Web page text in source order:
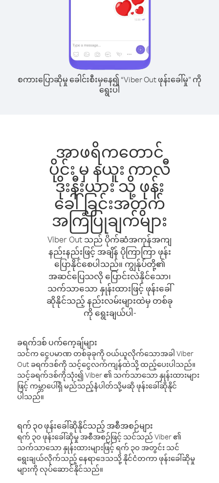
စကားပြောဆိုမှု ခေါင်းစီးမှနေ၍ “Viber Out ဖုန်းခေါ်မှု” ကို
ရွေးပါ
အာဖရိကတောင်
ပိုင်း မှ နယူး ကာလီ
ဒိုးနီးယား သို့ ဖုန်း
ခေါ်ခြင်းအတွက်
အကြံပြုချက်များ
Viber Out သည် ပိုက်ဆံအကုန်အကျ
နည်းနည်းဖြင့် အချိန် ပိုကြာကြာ ဖုန်း
ပြောနိုင်စေပါသည်။ ကျွန်ုပ်တို့၏
အဆင်ပြေသလို ပြောင်းလဲနိုင်သော၊
သက်သာသော နှုန်းထားဖြင့် ဖုန်းခေါ်
ဆိုနိုင်သည့် နည်းလမ်းများထဲမှ တစ်ခု
ကို ရွေးချယ်ပါ-
ခရက်ဒစ် ပက်ကေ့ချ်များ
သင်က ငွေပမာဏ တစ်ခုခုကို ဝယ်ယူလိုက်သောအခါ Viber
Out ခရက်ဒစ်ကို သင့်ငွေလက်ကျန်ထဲသို့ ထည့်ပေးပါသည်။
သင့်ခရက်ဒစ်ကိုသုံး၍ Viber ၏ သက်သာသော နှုန်းထားများ
ဖြင့် ကမ္ဘာပေါ်ရှိ မည်သည့်နံပါတ်သို့မဆို ဖုန်းခေါ်ဆိုနိုင်
ပါသည်။
ရက် ၃၀ ဖုန်းခေါ်ဆိုနိုင်သည့် အစီအစဉ်များ
ရက် ၃၀ ဖုန်းခေါ်ဆိုမှု အစီအစဉ်ဖြင့် သင်သည် Viber ၏
သက်သာသော နှုန်းထားများဖြင့် ရက် ၃၀ အတွင်း သင်
ရွေးချယ်လိုက်သည့် နေရာဒေသသို့ နိုင်ငံတကာ ဖုန်းခေါ်ဆိုမှု
များကို လုပ်ဆောင်နိုင်သည်။